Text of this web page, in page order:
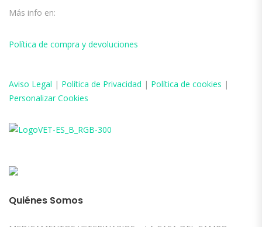
Más info en:
Política de compra y devoluciones
Aviso Legal | Política de Privacidad | Política de cookies |
Personalizar Cookies
Quiénes Somos